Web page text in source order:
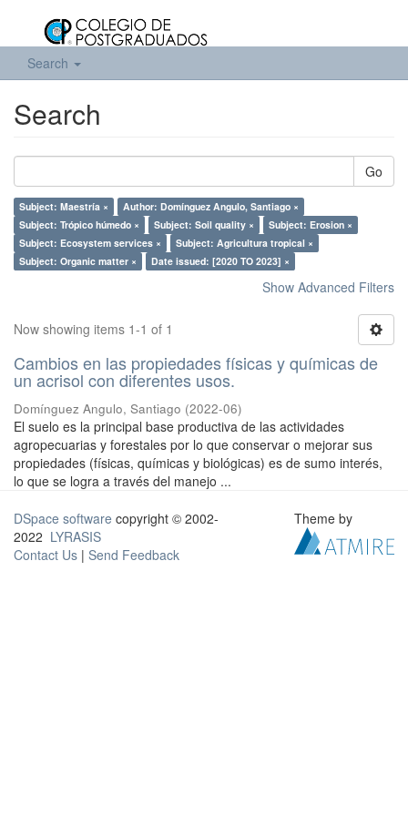
Search
Search
Go
Subject: Maestría ×
Author: Domínguez Angulo, Santiago ×
Subject: Trópico húmedo ×
Subject: Soil quality ×
Subject: Erosion ×
Subject: Ecosystem services ×
Subject: Agricultura tropical ×
Subject: Organic matter ×
Date issued: [2020 TO 2023] ×
Show Advanced Filters
Now showing items 1-1 of 1
Cambios en las propiedades físicas y químicas de
un acrisol con diferentes usos.
Domínguez Angulo, Santiago (2022-06)
El suelo es la principal base productiva de las actividades
agropecuarias y forestales por lo que conservar o mejorar sus
propiedades (físicas, químicas y biológicas) es de sumo interés,
lo que se logra a través del manejo ...
DSpace software copyright © 2002-
2022 LYRASIS
Contact Us | Send Feedback
Theme by